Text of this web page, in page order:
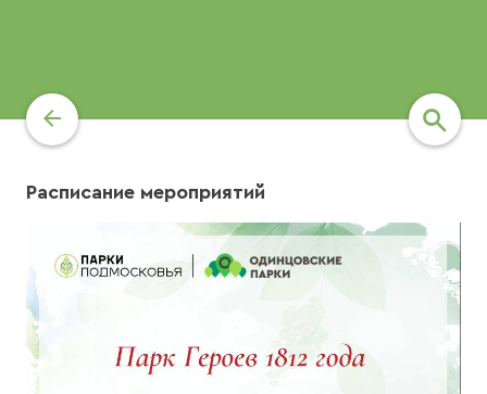
Расписание мероприятий